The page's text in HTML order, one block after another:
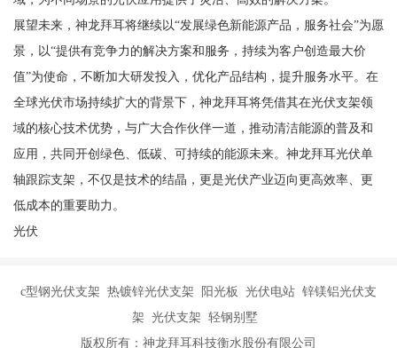
展望未来，神龙拜耳将继续以“发展绿色新能源产品，服务社会”为愿
景，以“提供有竞争力的解决方案和服务，持续为客户创造最大价
值”为使命，不断加大研发投入，优化产品结构，提升服务水平。在
全球光伏市场持续扩大的背景下，神龙拜耳将凭借其在光伏支架领
域的核心技术优势，与广大合作伙伴一道，推动清洁能源的普及和
应用，共同开创绿色、低碳、可持续的能源未来。神龙拜耳光伏单
轴跟踪支架，不仅是技术的结晶，更是光伏产业迈向更高效率、更
低成本的重要助力。
光伏
c型钢光伏支架 热镀锌光伏支架 阳光板 光伏电站 锌镁铝光伏支
架 光伏支架 轻钢别墅
版权所有：神龙拜耳科技衡水股份有限公司